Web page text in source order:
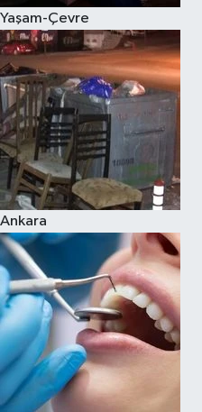
Yaşam-Çevre
Ankara